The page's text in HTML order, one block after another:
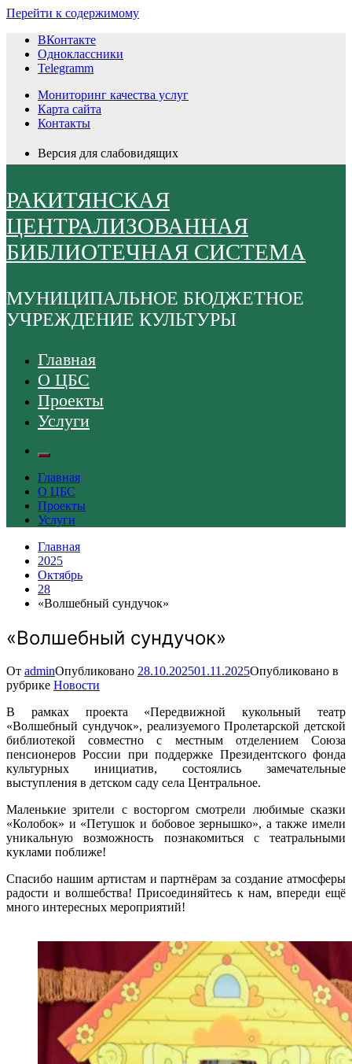
Перейти к содержимому
ВКонтакте
Одноклассники
Telegramm
Мониторинг качества услуг
Карта сайта
Контакты
Версия для слабовидящих
РАКИТЯНСКАЯ
ЦЕНТРАЛИЗОВАННАЯ
БИБЛИОТЕЧНАЯ СИСТЕМА
МУНИЦИПАЛЬНОЕ БЮДЖЕТНОЕ
УЧРЕЖДЕНИЕ КУЛЬТУРЫ
Главная
О ЦБС
Проекты
Услуги
Главная
О ЦБС
Проекты
Услуги
Главная
2025
Октябрь
28
«Волшебный сундучок»
«Волшебный сундучок»
От adminОпубликовано 28.10.202501.11.2025Опубликовано в
рубрике Новости
В рамках проекта «Передвижной кукольный театр
«Волшебный сундучок», реализуемого Пролетарской детской
библиотекой совместно с местным отделением Союза
пенсионеров России при поддержке Президентского фонда
культурных инициатив, состоялись замечательные
выступления в детском саду села Центральное.
Маленькие зрители с восторгом смотрели любимые сказки
«Колобок» и «Петушок и бобовое зернышко», а также имели
уникальную возможность познакомиться с театральными
куклами поближе!
Спасибо нашим артистам и партнёрам за создание атмосферы
радости и волшебства! Присоединяйтесь к нам, впереди ещё
много интересных мероприятий!